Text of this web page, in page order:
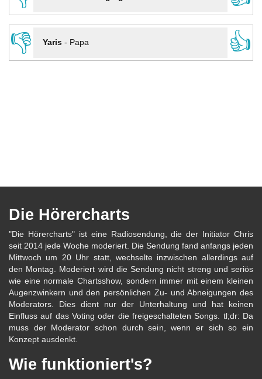
👎
Yaris- Papa 👍
Die Hörercharts
"Die Hörercharts" ist eine Radiosendung, die der Initiator Chris
seit 2014 jede Woche moderiert. Die Sendung fand anfangs jeden
Mittwoch um 20 Uhr statt, wechselte inzwischen allerdings auf
den Montag. Moderiert wird die Sendung nicht streng und seriös
wie eine normale Chartsshow, sondern immer mit einem kleinen
Augenzwinkern und den persönlichen Zu- und Abneigungen des
Moderators. Dies dient nur der Unterhaltung und hat keinen
Einfluss auf das Voting oder die freigeschalteten Songs. tl;dr: Da
muss der Moderator schon durch sein, wenn er sich so ein
Konzept ausdenkt.
Wie funktioniert's?